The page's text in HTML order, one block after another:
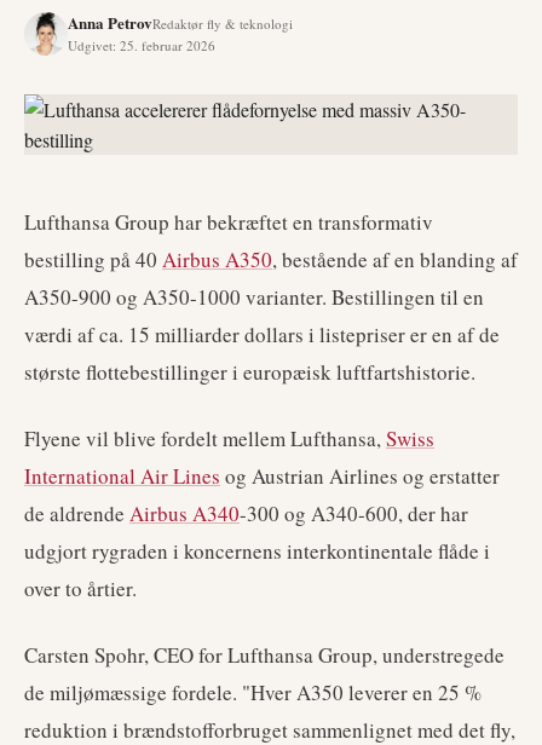
Anna PetrovRedaktør fly & teknologi
Udgivet: 25. februar 2026
Lufthansa Group har bekræftet en transformativ
bestilling på 40 Airbus A350, bestående af en blanding af
A350-900 og A350-1000 varianter. Bestillingen til en
værdi af ca. 15 milliarder dollars i listepriser er en af de
største flottebestillinger i europæisk luftfartshistorie.
Flyene vil blive fordelt mellem Lufthansa,Swiss
International Air Lines og Austrian Airlines og erstatter
de aldrende Airbus A340-300 og A340-600, der har
udgjort rygraden i koncernens interkontinentale flåde i
over to årtier.
Carsten Spohr, CEO for Lufthansa Group, understregede
de miljømæssige fordele. "Hver A350 leverer en 25 %
reduktion i brændstofforbruget sammenlignet med det fly,